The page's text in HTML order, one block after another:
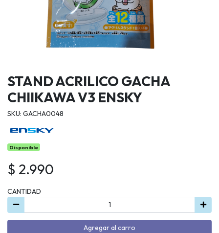
STAND ACRILICO GACHA
CHIIKAWA V3 ENSKY
SKU: GACHA0048
Disponible
$ 2.990
CANTIDAD
Agregar al carro